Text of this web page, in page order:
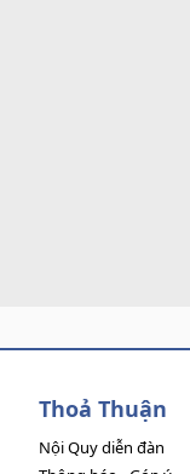
Thoả Thuận
Nội Quy diễn đàn